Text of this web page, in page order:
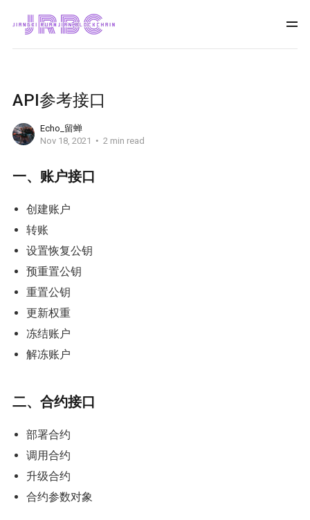
API参考接口
Echo_留蝉
Nov 18, 2021
2 min read
一、账户接口
创建账户
转账
设置恢复公钥
预重置公钥
重置公钥
更新权重
冻结账户
解冻账户
二、合约接口
部署合约
调用合约
升级合约
合约参数对象